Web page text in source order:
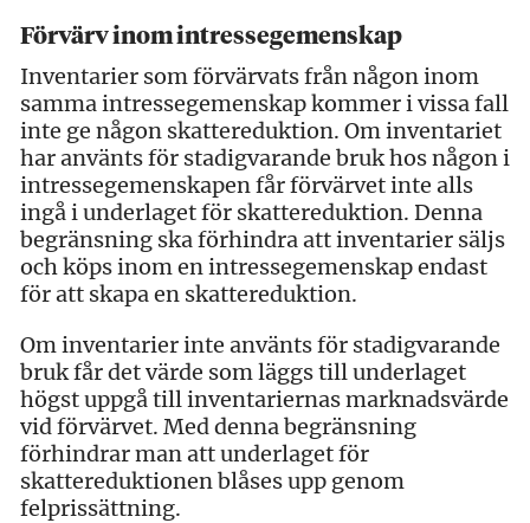
Förvärv inom intressegemenskap
Inventarier som förvärvats från någon inom
samma intressegemenskap kommer i vissa fall
inte ge någon skattereduktion. Om inventariet
har använts för stadigvarande bruk hos någon i
intressegemenskapen får förvärvet inte alls
ingå i underlaget för skattereduktion. Denna
begränsning ska förhindra att inventarier säljs
och köps inom en intressegemenskap endast
för att skapa en skattereduktion.
Om inventarier inte använts för stadigvarande
bruk får det värde som läggs till underlaget
högst uppgå till inventariernas marknadsvärde
vid förvärvet. Med denna begränsning
förhindrar man att underlaget för
skattereduktionen blåses upp genom
felprissättning.